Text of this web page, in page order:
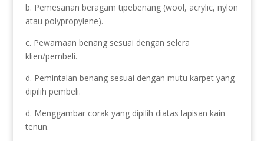
b. Pemesanan beragam tipebenang (wool, acrylic, nylon
atau polypropylene).
c. Pewarnaan benang sesuai dengan selera
klien/pembeli.
d. Pemintalan benang sesuai dengan mutu karpet yang
dipilih pembeli.
d. Menggambar corak yang dipilih diatas lapisan kain
tenun.